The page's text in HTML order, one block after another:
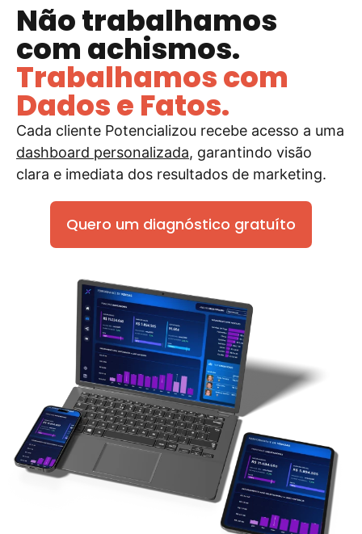
Não trabalhamos
com achismos.
Trabalhamos com
Dados e Fatos.
Cada cliente Potencializou recebe acesso a uma
dashboard personalizada, garantindo visão
clara e imediata dos resultados de marketing.
Quero um diagnóstico gratuíto